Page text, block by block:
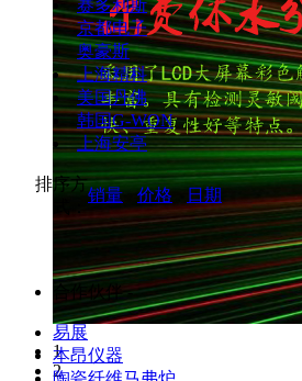
1
2
赛多利斯
京都电子
奥豪斯
上海精科
美国丹佛
韩国G-WON
上海安亭
排序方
销量 价格 日期
合作伙伴 -
易展
本昂仪器